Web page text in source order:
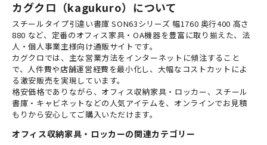
カグクロ（kagukuro）について
スチールタイプ引違い書庫 SON63シリーズ 幅1760 奥行400 高さ
880 など、定番のオフィス家具・OA機器を豊富に取り揃えた、法
人・個人事業主様向け通販サイトです。
カグクロでは、主な営業方法をインターネットに傾注すること
で、人件費や店舗運営経費を最小化し、大幅なコストカットによ
る激安販売を実現しています。
格安価格でありながら、オフィス収納家具・ロッカー、スチール
書庫・キャビネットなどの人気アイテムを、オンラインでお見積
もりから安心してご購入いただけます。
オフィス収納家具・ロッカーの関連カテゴリー